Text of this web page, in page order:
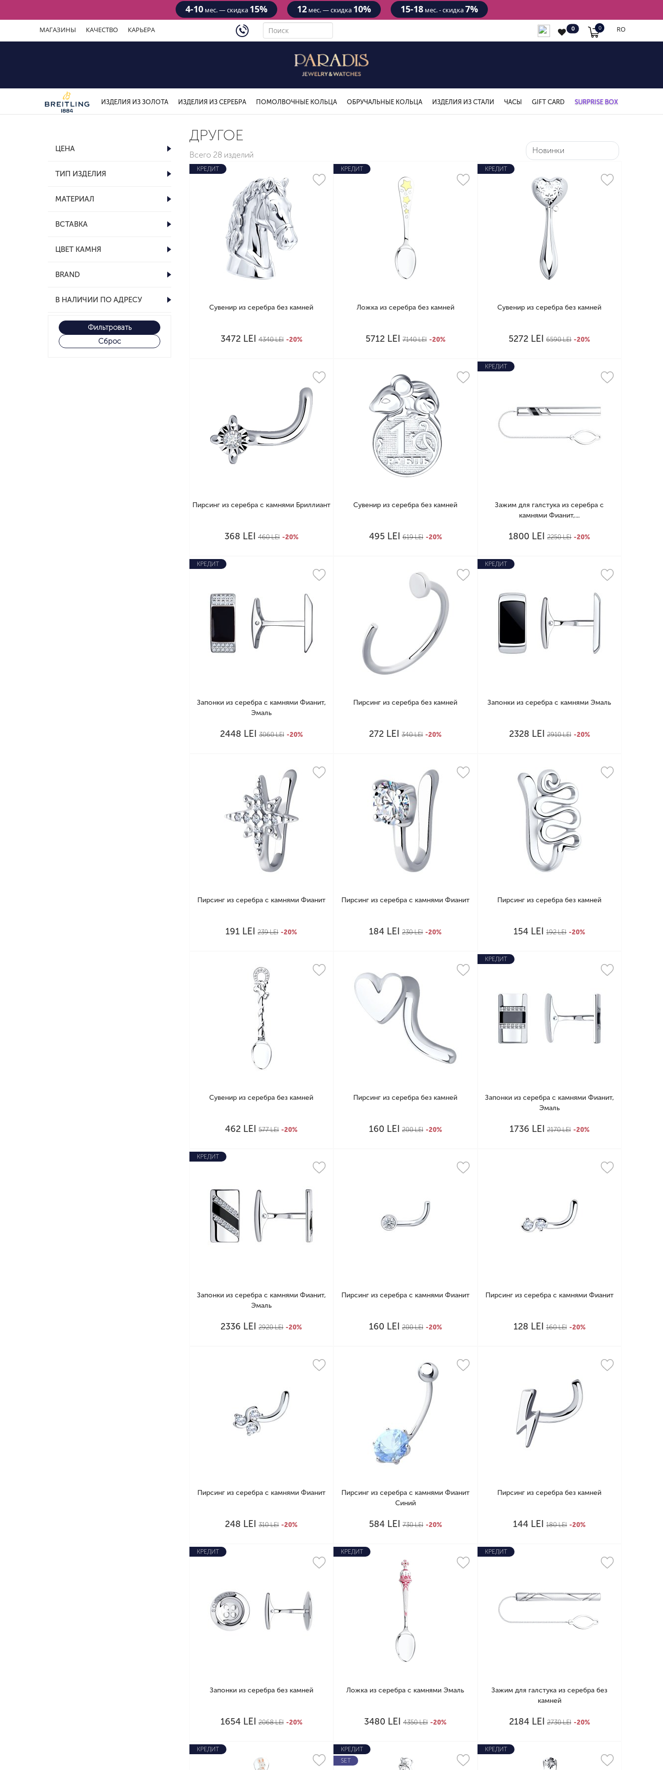
4-10мес. — скидка 15% 12мес. — скидка 10% 15-18мес. - скидка7%
МАГАЗИНЫ КАЧЕСТВО КАРЬЕРА 4434 RO
0 0
ИЗДЕЛИЯ ИЗ ЗОЛОТА ИЗДЕЛИЯ ИЗ СЕРЕБРА ПОМОЛВОЧНЫЕ КОЛЬЦА ОБРУЧАЛЬНЫЕ КОЛЬЦА ИЗДЕЛИЯ ИЗ СТАЛИ ЧАСЫ GIFT CARD SURPRISE BOX
ЦЕНА
ТИП ИЗДЕЛИЯ
МАТЕРИАЛ
ВСТАВКА
ЦВЕТ КАМНЯ
BRAND
В НАЛИЧИИ ПО АДРЕСУ
Фильтровать
Сброс
ДРУГОЕ
Всего 28 изделий
КРЕДИТ
Сувенир из серебра без камней
3472 LEI 4340LEI -20%
КРЕДИТ
Ложка из серебра без камней
5712 LEI 7140LEI -20%
КРЕДИТ
Сувенир из серебра без камней
5272 LEI 6590LEI -20%
Пирсинг из серебра с камнями Бриллиант
368 LEI 460LEI -20%
Сувенир из серебра без камней
495 LEI 619LEI -20%
КРЕДИТ
Зажим для галстука из серебра с
камнями Фианит,...
1800 LEI 2250LEI -20%
КРЕДИТ
Запонки из серебра с камнями Фианит,
Эмаль
2448 LEI 3060LEI -20%
Пирсинг из серебра без камней
272 LEI 340LEI -20%
КРЕДИТ
Запонки из серебра с камнями Эмаль
2328 LEI 2910LEI -20%
Пирсинг из серебра с камнями Фианит
191 LEI 239LEI -20%
Пирсинг из серебра с камнями Фианит
184 LEI 230LEI -20%
Пирсинг из серебра без камней
154 LEI 192LEI -20%
Сувенир из серебра без камней
462 LEI 577LEI -20%
Пирсинг из серебра без камней
160 LEI 200LEI -20%
КРЕДИТ
Запонки из серебра с камнями Фианит,
Эмаль
1736 LEI 2170LEI -20%
КРЕДИТ
Запонки из серебра с камнями Фианит,
Эмаль
2336 LEI 2920LEI -20%
Пирсинг из серебра с камнями Фианит
160 LEI 200LEI -20%
Пирсинг из серебра с камнями Фианит
128 LEI 160LEI -20%
Пирсинг из серебра с камнями Фианит
248 LEI 310LEI -20%
Пирсинг из серебра с камнями Фианит
Синий
584 LEI 730LEI -20%
Пирсинг из серебра без камней
144 LEI 180LEI -20%
КРЕДИТ
Запонки из серебра без камней
1654 LEI 2068LEI -20%
КРЕДИТ
Ложка из серебра с камнями Эмаль
3480 LEI 4350LEI -20%
КРЕДИТ
Зажим для галстука из серебра без
камней
2184 LEI 2730LEI -20%
КРЕДИТ
КРЕДИТ
SET
КРЕДИТ